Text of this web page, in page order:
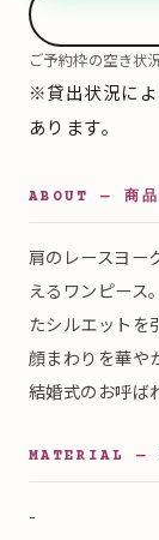
ご予約枠の空き状
※貸出状況に
あります。
ABOUT — 商品
肩のレースヨー
えるワンピース
たシルエットを
顔まわりを華や
結婚式のお呼ば
MATERIAL —
-